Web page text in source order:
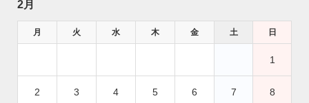
2月
月 火 水 木 金 土 日
1
2 3 4 5 6 7 8